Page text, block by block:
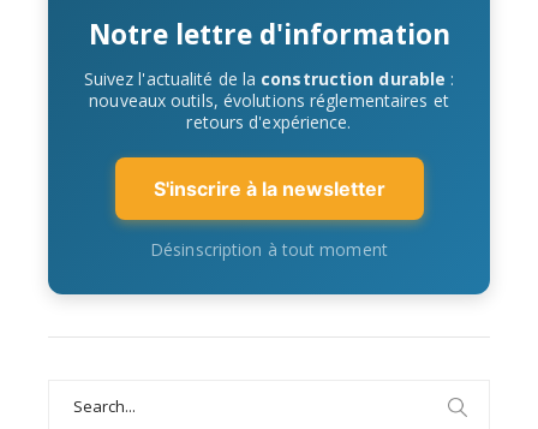
Notre lettre d'information
Suivez l'actualité de la construction durable :
nouveaux outils, évolutions réglementaires et
retours d'expérience.
S'inscrire à la newsletter
Désinscription à tout moment